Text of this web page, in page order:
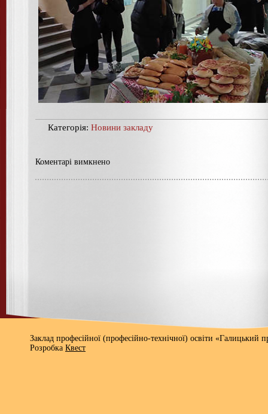
Категорія: Новини закладу
Коментарі вимкнено
Заклад професійної (професійно-технічної) освіти
Розробка Квест